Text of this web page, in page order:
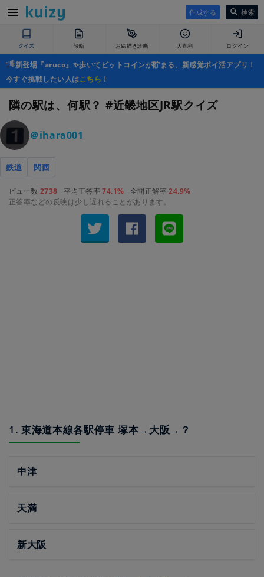
作成する 検索
クイズ 診断 お絵描き診断 大喜利 ログイン
新登場『aruco』✨歩いてビットコインが貯まる、新感覚ポイ活アプリ！
今すぐ挑戦したい人はこちら ！
隣の駅は、何駅？ #近畿地区JR駅クイズ
＠ihara001
鉄道 関西
ビュー数 2738 平均正答率74.1% 全問正解率24.9%
正答率などの反映は少し遅れることがあります。
1. 東海道本線各駅停車 塚本→大阪→？
中津
天満
新大阪